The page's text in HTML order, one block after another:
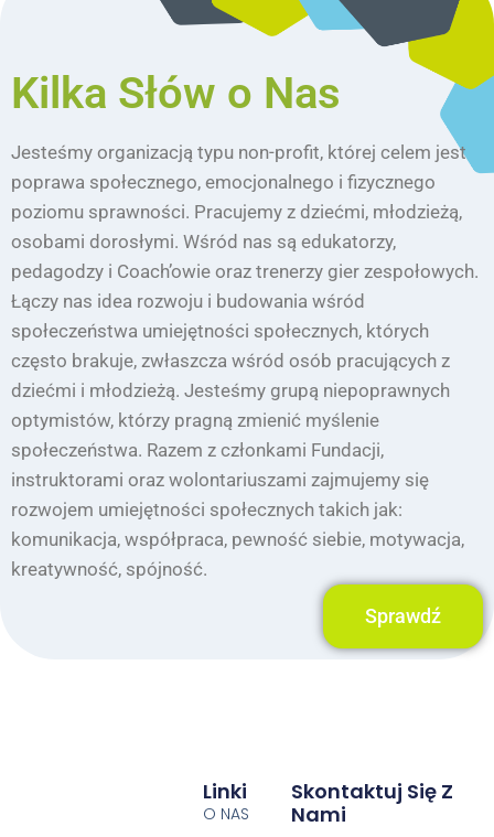
Kilka Słów o Nas
Jesteśmy organizacją typu non-profit, której celem jest
poprawa społecznego, emocjonalnego i fizycznego
poziomu sprawności. Pracujemy z dziećmi, młodzieżą,
osobami dorosłymi. Wśród nas są edukatorzy,
pedagodzy i Coach’owie oraz trenerzy gier zespołowych.
Łączy nas idea rozwoju i budowania wśród
społeczeństwa umiejętności społecznych, których
często brakuje, zwłaszcza wśród osób pracujących z
dziećmi i młodzieżą. Jesteśmy grupą niepoprawnych
optymistów, którzy pragną zmienić myślenie
społeczeństwa. Razem z członkami Fundacji,
instruktorami oraz wolontariuszami zajmujemy się
rozwojem umiejętności społecznych takich jak:
komunikacja, współpraca, pewność siebie, motywacja,
kreatywność, spójność.
Sprawdź
Linki
O NAS
Skontaktuj Się Z
Nami